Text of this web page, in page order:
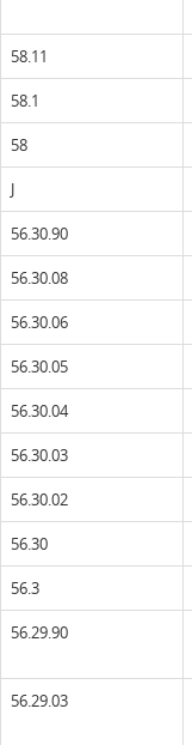
58.11
58.1
58
J
56.30.90
56.30.08
56.30.06
56.30.05
56.30.04
56.30.03
56.30.02
56.30
56.3
56.29.90
56.29.03